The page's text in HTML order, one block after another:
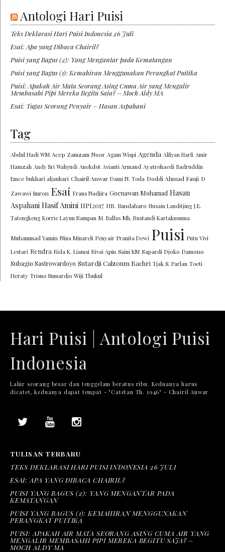
Antologi Hari Puisi
Teks Deklarasi Hari Puisi Indonesia 26 Juli
Esai: Apa yang Dibaca Chairil?
Puisi yang Bagus (2): Yang Mengantar pada Kematangan
Puisi yang Bagus (1): Kemahiran Menggunakan Perangkat Puitika
Puisi: Apakah Air Mata Seorang Asing Cuma Air yang Mengalir
Membasahi Pipi Mereka Begitu Saja? – Moch Aldy MA
Esai: Tugas Seorang Penyair – Hasan Aspahani
Tag
Abdul Hadi WM Acep Zamzam Noor Agam Wispi Agenda Alfiyan Harfi Amir
Hamzah Andy Sri Wahyudi Anekdot Avianti Armand Ayatrohaedi Badruddin
Emce bukhari aljauhari Chairil Anwar Dami N. Toda Doddi Ahmad Fauji D
Zawawi Imron Esai Frans Nadjira Goenawan Mohamad Hasan
Aspahani Hasif Amini HPI2017 HR. Bandaharo Husain Landitjing J.E.
Tatengkeng Korrie Layun Rampan M. Balfas Mh. Rustandi Kartakusuma
Muhammad Yamin Nina Minareli Penyair Pranita Dewi Puisi Putu Vivi
Lestari Rendra Rida K. Liamsi Rivai Apin Saini KM Sapardi Djoko Damono
Subagio Sastrowardoyo Sutardji Calzoum Bachri Tjak S. Parlan Toeti
Heraty Trisno Sumardjo Wiji Thukul
Hari Puisi | Antologi Puisi
Indonesia
Lahir seorang besar dan tenggelam beratus ribu. Keduanya harus
dicatet, keduanya dapat tempat - "Catetan Th. 1946" - Chairil Anwar
TULISAN TERBARU
TEKS DEKLARASI HARI PUISI INDONESIA 26 JULI
ESAI: APA YANG DIBACA CHAIRIL?
PUISI YANG BAGUS (2): YANG MENGANTAR PADA
KEMATANGAN
PUISI YANG BAGUS (1): KEMAHIRAN MENGGUNAKAN
PERANGKAT PUITIKA
PUISI: APAKAH AIR MATA SEORANG ASING CUMA AIR YANG
MENGALIR MEMBASAHI PIPI MEREKA BEGITU SAJA? –
MOCH ALDY MA